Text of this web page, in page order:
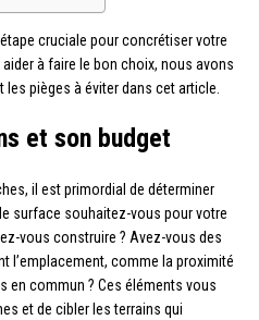
cruciale pour concrétiser votre
à faire le bon choix, nous avons
pièges à éviter dans cet article.
et son budget
il est primordial de déterminer
surface souhaitez-vous pour votre
vous construire ? Avez-vous des
l’emplacement, comme la proximité
en commun ? Ces éléments vous
et de cibler les terrains qui